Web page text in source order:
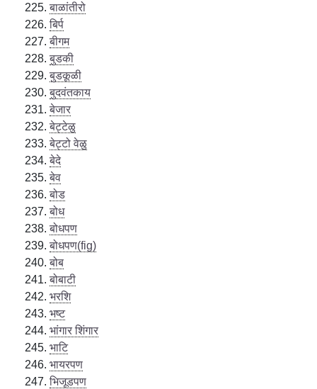
बाळांतीरो
बिर्प
बीगम
बुडकी
बुडकूळी
बुदवंतकाय
बेजार
बेट्टेळु
बेट्टो वेळु
बेदे
बेव
बोड
बोध
बोधपण
बोधपण(fig)
बोब
बोबाटी
भरशि
भष्ट
भांगार शिंगार
भाटि
भायरपण
भिजूडपण